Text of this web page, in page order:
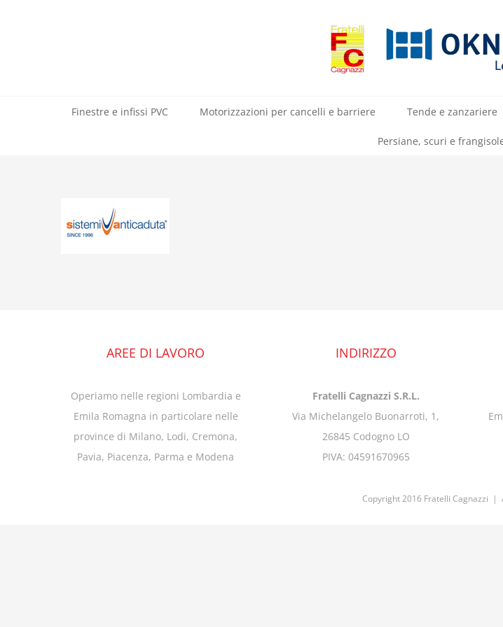
Finestre e infissi PVC Motorizzazioni per cancelli e barriere Tende e zanzariere
Persiane, scuri e
AREE DI LAVORO
Operiamo nelle regioni Lombardia e
Emila Romagna in particolare nelle
province di Milano, Lodi, Cremona,
Pavia, Piacenza, Parma e Modena
INDIRIZZO
Fratelli Cagnazzi S.R.L.
Via Michelangelo Buonarroti, 1,
26845 Codogno LO
PIVA: 04591670965
Copyright 2016 Fratelli Cagnazzi |